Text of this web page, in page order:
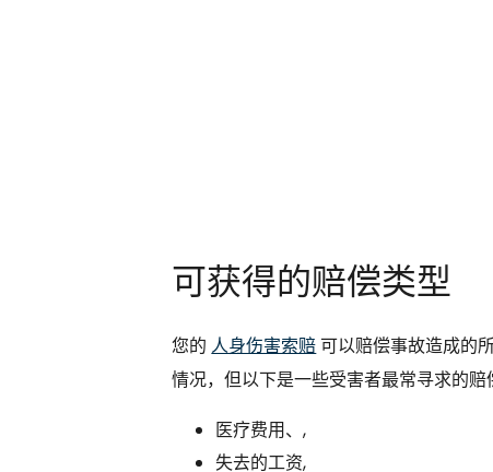
可获得的赔偿类型
您的 人身伤害索赔可以赔偿事故造成的
情况，但以下是一些受害者最常寻求的赔
医疗费用、,
失去的工资,